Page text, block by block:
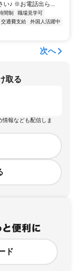
い♪ ※お電話出ら...
間制
職場見学可
交通費支給
外国人活躍中
次へ
取る
情報なども配信しま
ド